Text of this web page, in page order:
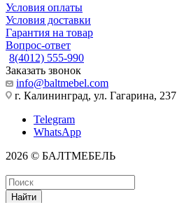
Условия оплаты
Условия доставки
Гарантия на товар
Вопрос-ответ
8(4012) 555-990
Заказать звонок
info@baltmebel.com
г. Калининград, ул. Гагарина, 237
Telegram
WhatsApp
2026 © БАЛТМЕБЕЛЬ
Найти